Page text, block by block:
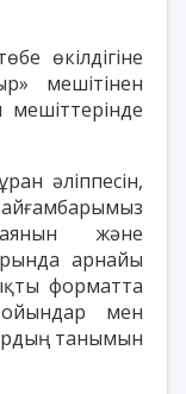
өкілдігіне
мешітінен
әліппесін,
және
арнайы
форматта
ойындар мен
танымын